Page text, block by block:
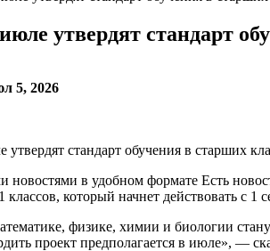
утвердят стандарт
5, 2026
новостями в удобном формате Есть
классов, который начнет действовать с
физике, химии и биологии
проект предполагается в июле», —